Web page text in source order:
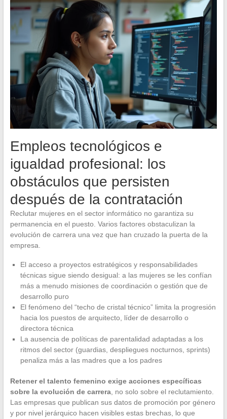
Empleos tecnológicos e
igualdad profesional: los
obstáculos que persisten
después de la contratación
Reclutar mujeres en el sector informático no garantiza su
permanencia en el puesto. Varios factores obstaculizan la
evolución de carrera una vez que han cruzado la puerta de la
empresa.
El acceso a proyectos estratégicos y responsabilidades
técnicas sigue siendo desigual: a las mujeres se les confían
más a menudo misiones de coordinación o gestión que de
desarrollo puro
El fenómeno del “techo de cristal técnico” limita la progresión
hacia los puestos de arquitecto, líder de desarrollo o
directora técnica
La ausencia de políticas de parentalidad adaptadas a los
ritmos del sector (guardias, despliegues nocturnos, sprints)
penaliza más a las madres que a los padres
Retener el talento femenino exige acciones específicas
sobre la evolución de carrera, no solo sobre el reclutamiento.
Las empresas que publican sus datos de promoción por género
y por nivel jerárquico hacen visibles estas brechas, lo que